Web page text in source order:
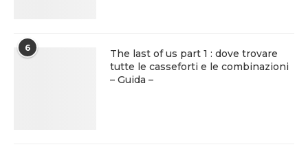
6
The last of us part 1 : dove trovare
tutte le casseforti e le combinazioni
– Guida –